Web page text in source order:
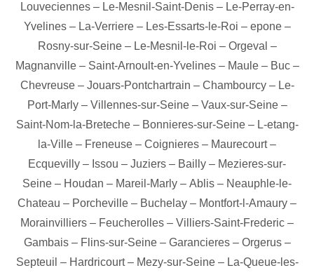
Louveciennes– Le-Mesnil-Saint-Denis– Le-Perray-en-
Yvelines– La-Verriere– Les-Essarts-le-Roi – epone–
Rosny-sur-Seine– Le-Mesnil-le-Roi – Orgeval –
Magnanville– Saint-Arnoult-en-Yvelines– Maule– Buc–
Chevreuse– Jouars-Pontchartrain – Chambourcy– Le-
Port-Marly– Villennes-sur-Seine– Vaux-sur-Seine–
Saint-Nom-la-Breteche– Bonnieres-sur-Seine– L-etang-
la-Ville – Freneuse – Coignieres – Maurecourt–
Ecquevilly – Issou – Juziers – Bailly – Mezieres-sur-
Seine – Houdan – Mareil-Marly – Ablis – Neauphle-le-
Chateau – Porcheville – Buchelay – Montfort-l-Amaury –
Morainvilliers – Feucherolles – Villiers-Saint-Frederic –
Gambais– Flins-sur-Seine– Garancieres– Orgerus–
Septeuil – Hardricourt– Mezy-sur-Seine– La-Queue-les-